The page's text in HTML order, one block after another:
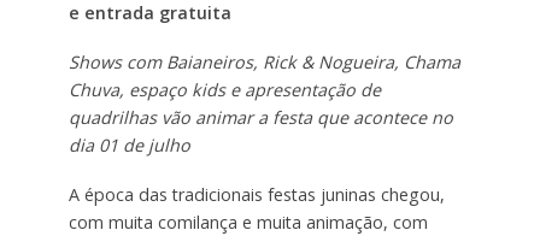
e entrada gratuita
Shows com Baianeiros, Rick & Nogueira, Chama
Chuva, espaço kids e apresentação de
quadrilhas vão animar a festa que acontece no
dia 01 de julho
A época das tradicionais festas juninas chegou,
com muita comilança e muita animação, com